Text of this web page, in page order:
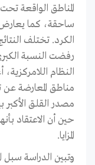
المناطق الواقعة
ساحقة، كما يعارض
الكرد. تختلف
رفضت النسبة
النظام
مناطق المعارضة
مصدر القلق الأكبر
حين أن الاعتقاد
المزايا.
وتبين الدراسة